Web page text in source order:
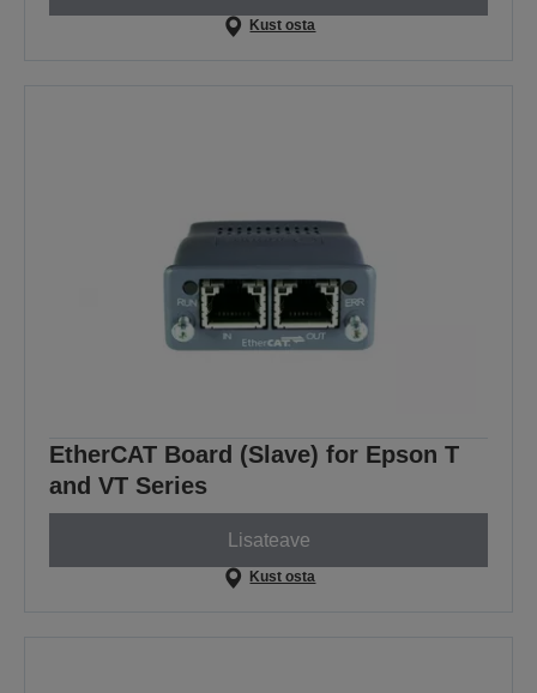
Kust osta
EtherCAT Board (Slave) for Epson T
and VT Series
Lisateave
Kust osta